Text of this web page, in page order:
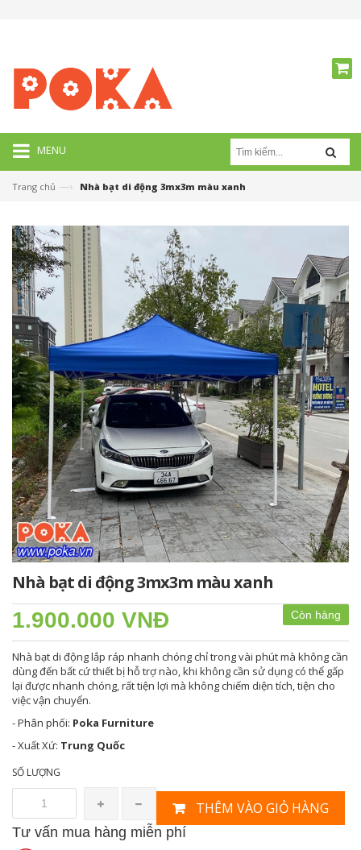
MENU
Trang chủ —› Nhà bạt di động 3mx3m màu xanh
Nhà bạt di động 3mx3m màu xanh
Còn hàng
1.900.000 VNĐ
Nhà bạt di động lắp ráp nhanh chóng chỉ trong vài phút mà không cần
dùng đến bất cứ thiết bị hỗ trợ nào, khi không cần sử dụng có thể gấp
lại được nhanh chóng, rất tiện lợi mà không chiếm diện tích, tiện cho
việc vận chuyển.
- Phân phối: Poka Furniture
- Xuất Xứ: Trung Quốc
SỐ LƯỢNG
THÊM VÀO GIỎ HÀNG
Tư vấn mua hàng miễn phí